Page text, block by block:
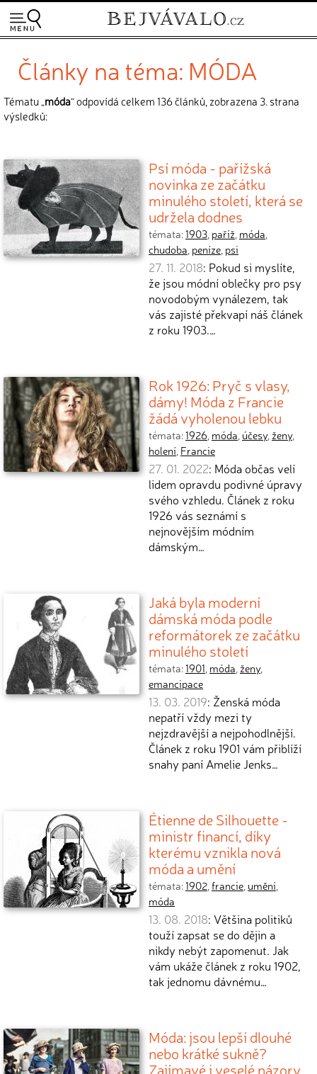
Články na téma: MÓDA
Tématu „móda“ odpovídá celkem 136 článků, zobrazena 3. strana
výsledků:
Psí móda - pařížská
novinka ze začátku
minulého století, která se
udržela dodnes
témata:1903, paříž, móda,
chudoba, peníze, psi
27. 11. 2018: Pokud si myslíte,
že jsou módní oblečky pro psy
novodobým vynálezem, tak
vás zajisté překvapí náš článek
z roku 1903.…
Rok 1926: Pryč s vlasy,
dámy! Móda z Francie
žádá vyholenou lebku
témata:1926, móda, účesy, ženy,
holení, Francie
27. 01. 2022: Móda občas velí
lidem opravdu podivné úpravy
svého vzhledu. Článek z roku
1926 vás seznámí s
nejnovějším módním
dámským…
Jaká byla moderní
dámská móda podle
reformátorek ze začátku
minulého století
témata:1901, móda, ženy,
emancipace
13. 03. 2019: Ženská móda
nepatří vždy mezi ty
nejzdravější a nejpohodlnější.
Článek z roku 1901 vám přiblíží
snahy paní Amelie Jenks…
Étienne de Silhouette -
ministr financí, díky
kterému vznikla nová
móda a umění
témata:1902,francie, umění,
móda
13. 08. 2018: Většina politiků
touží zapsat se do dějin a
nikdy nebýt zapomenut. Jak
vám ukáže článek z roku 1902,
tak jednomu dávnému…
Móda: jsou lepší dlouhé
nebo krátké sukně?
Zajímavé i veselé názory